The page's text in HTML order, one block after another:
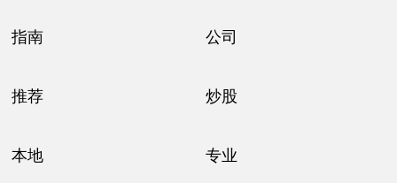
指南 公司
推荐 炒股
本地 专业